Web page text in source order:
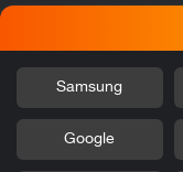
Samsung
Google